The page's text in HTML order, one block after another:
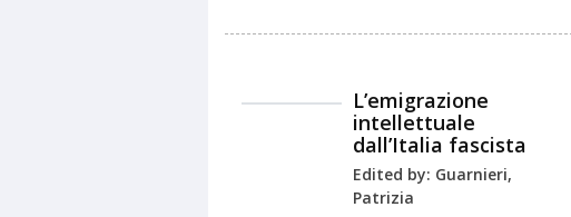
L’emigrazione
intellettuale
dall’Italia fascista
Edited by: Guarnieri,
Patrizia